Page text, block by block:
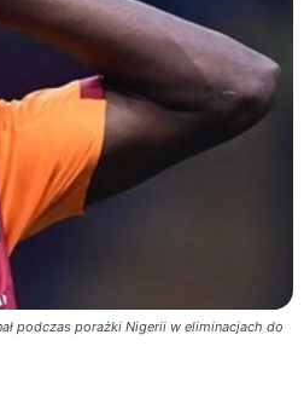
podczas porażki Nigerii w eliminacjach do